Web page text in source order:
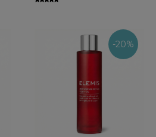
-20%